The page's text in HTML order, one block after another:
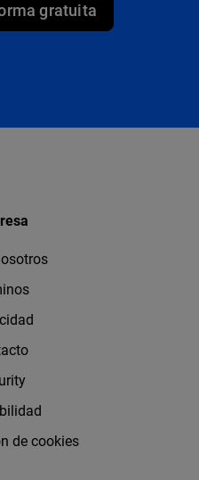
gratuita
de cookies